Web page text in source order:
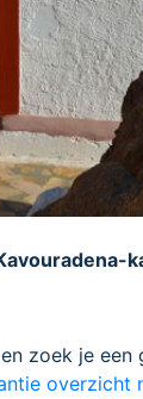
zoek je
overzicht